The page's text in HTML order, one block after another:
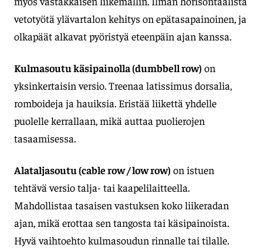
vetotyötä ylävartalon kehitys on epätasapainoinen, ja
olkapäät alkavat pyöristyä eteenpäin ajan kanssa.
Kulmasoutu käsipainolla (dumbbell row) on
yksinkertaisin versio. Treenaa latissimus dorsalia,
romboideja ja hauiksia. Eristää liikettä yhdelle
puolelle kerrallaan, mikä auttaa puolierojen
tasaamisessa.
Alataljasoutu (cable row / low row) on istuen
tehtävä versio talja- tai kaapelilaitteella.
Mahdollistaa tasaisen vastuksen koko liikeradan
ajan, mikä erottaa sen tangosta tai käsipainoista.
Hyvä vaihtoehto kulmasoudun rinnalle tai tilalle.